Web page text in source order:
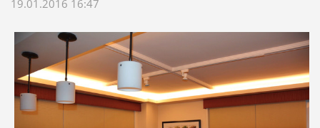
19.01.2016 16:47